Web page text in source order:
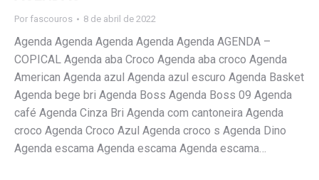
Por fascouros 8 de abril de 2022
Agenda Agenda Agenda Agenda Agenda AGENDA –
COPICAL Agenda aba Croco Agenda aba croco Agenda
American Agenda azul Agenda azul escuro Agenda Basket
Agenda bege bri Agenda Boss Agenda Boss 09 Agenda
café Agenda Cinza Bri Agenda com cantoneira Agenda
croco Agenda Croco Azul Agenda croco s Agenda Dino
Agenda escama Agenda escama Agenda escama…